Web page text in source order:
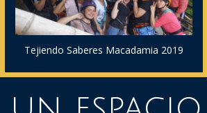
Tejiendo Saberes Macadamia 2019